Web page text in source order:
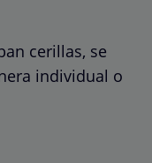
cerillas, se
individual o